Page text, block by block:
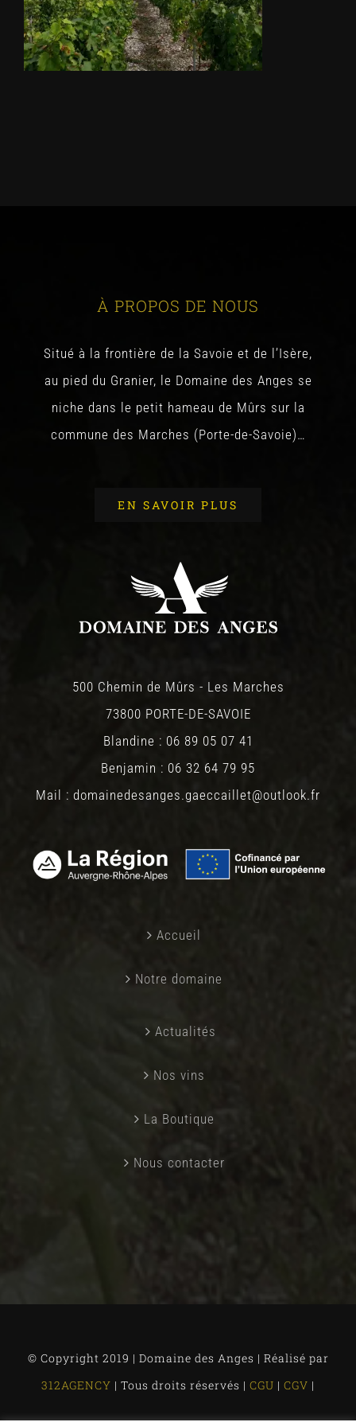
À PROPOS DE NOUS
Situé à la frontière de la Savoie et de l’Isère,
au pied du Granier, le Domaine des Anges se
niche dans le petit hameau de Mûrs sur la
commune des Marches (Porte-de-Savoie)…
EN SAVOIR PLUS
500 Chemin de Mûrs - Les Marches
73800 PORTE-DE-SAVOIE
Blandine : 06 89 05 07 41
Benjamin : 06 32 64 79 95
Mail : domainedesanges.gaeccaillet@outlook.fr
Accueil
Notre domaine
Actualités
Nos vins
La Boutique
Nous contacter
© Copyright 2019 | Domaine des Anges | Réalisé par
312AGENCY | Tous droits réservés | CGU | CGV |